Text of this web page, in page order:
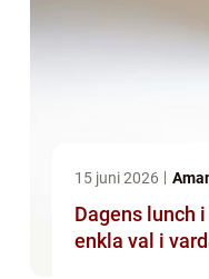
15 juni 2026
Dagens lunch
enkla val i